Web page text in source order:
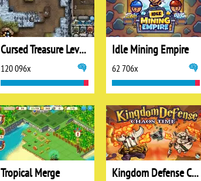
Cursed Treasure Level Pack
120 096x
Idle Mining Empire
62 706x
Tropical Merge Kingdom Defense Chaos Time
Zoo 2: Animal Park
244 823x